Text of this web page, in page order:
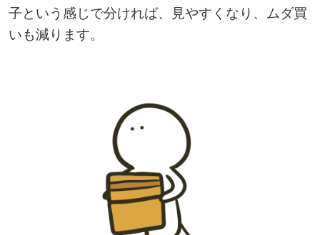
子という感じで分ければ、見やすくなり、ムダ買
いも減ります。